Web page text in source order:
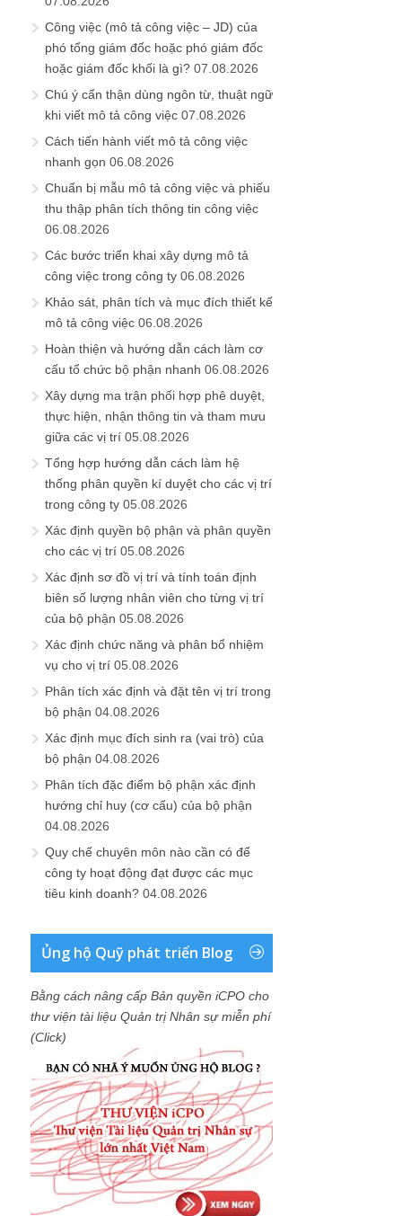
Công việc (mô tả công việc – JD) của
phó tổng giám đốc hoặc phó giám đốc
hoặc giám đốc khối là gì? 07.08.2026
Chú ý cẩn thận dùng ngôn từ, thuật ngữ
khi viết mô tả công việc 07.08.2026
Cách tiến hành viết mô tả công việc
nhanh gọn 06.08.2026
Chuẩn bị mẫu mô tả công việc và phiếu
thu thập phân tích thông tin công việc
06.08.2026
Các bước triển khai xây dựng mô tả
công việc trong công ty 06.08.2026
Khảo sát, phân tích và mục đích thiết kế
mô tả công việc 06.08.2026
Hoàn thiện và hướng dẫn cách làm cơ
cấu tổ chức bộ phận nhanh 06.08.2026
Xây dựng ma trận phối hợp phê duyệt,
thực hiện, nhận thông tin và tham mưu
giữa các vị trí 05.08.2026
Tổng hợp hướng dẫn cách làm hệ
thống phân quyền kí duyệt cho các vị trí
trong công ty 05.08.2026
Xác định quyền bộ phận và phân quyền
cho các vị trí 05.08.2026
Xác định sơ đồ vị trí và tính toán định
biên số lượng nhân viên cho từng vị trí
của bộ phận 05.08.2026
Xác định chức năng và phân bổ nhiệm
vụ cho vị trí 05.08.2026
Phân tích xác định và đặt tên vị trí trong
bộ phận 04.08.2026
Xác định mục đích sinh ra (vai trò) của
bộ phận 04.08.2026
Phân tích đặc điểm bộ phận xác định
hướng chỉ huy (cơ cấu) của bộ phận
04.08.2026
Quy chế chuyên môn nào cần có để
công ty hoạt động đạt được các mục
tiêu kinh doanh? 04.08.2026
Ủng hộ Quỹ phát triển Blog
Bằng cách nâng cấp Bản quyền iCPO cho
thư viện tài liệu Quản trị Nhân sự miễn phí
(Click)